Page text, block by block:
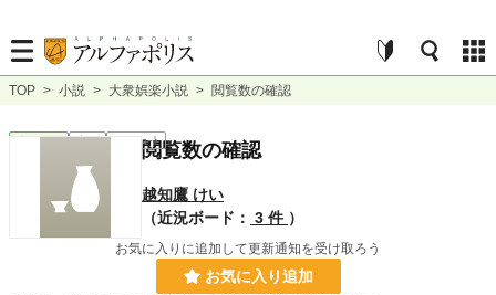
TOP > 小説 > 大衆娯楽小説 > 閲覧数の確認
大衆娯楽 完結 ｼｮｰﾄｼｮｰﾄ閲覧数の確認
越知鷹 けい
（近況ボード： 3 件 ）
お気に入りに追加して更新通知を受け取ろう
お気に入り追加